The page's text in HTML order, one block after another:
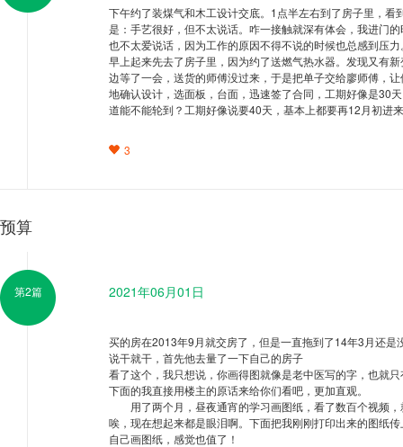
下午约了装煤气和木工设计交底。1点半左右到了房子里，
是：手艺很好，但不太说话。咋一接触就深有体会，我进门
也不太爱说话，因为工作的原因不得不说的时候也总感到压力
早上起来先去了房子里，因为约了送燃气热水器。发现又有
边等了一会，送货的师傅没过来，于是把单子交给廖师傅，
地确认设计，选面板，台面，迅速签了合同，工期好像是30
道能不能轮到？工期好像说要40天，基本上都要再12月初进
3
预算
第2篇 2021年06月01日
买的房在2013年9月就交房了，但是一直拖到了14年3月还
说干就干，首先他去量了一下自己的房子
看了这个，我只想说，你画得图就像是老中医写的字，也就
下面的我直接用楼主的原话来给你们看吧，更加直观。
用了两个月，昼夜通宵的学习画图纸，看了数百个视频
唉，现在想起来都是眼泪啊。下面把我刚刚打印出来的图纸
自己画图纸，感觉也值了！